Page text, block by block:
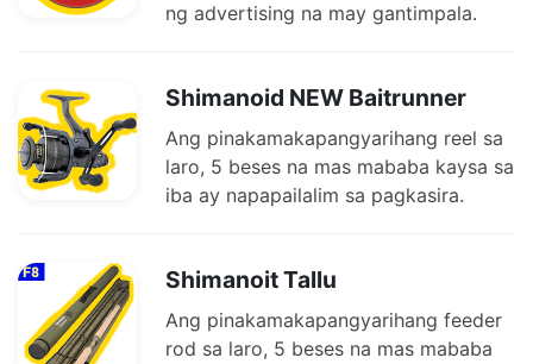
ng advertising na may gantimpala.
Shimanoid NEW Baitrunner
Ang pinakamakapangyarihang reel sa
laro, 5 beses na mas mababa kaysa sa
iba ay napapailalim sa pagkasira.
Shimanoit Tallu
Ang pinakamakapangyarihang feeder
rod sa laro, 5 beses na mas mababa